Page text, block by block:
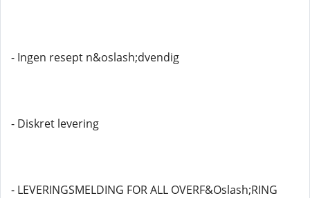
- Ingen resept n&oslash;dvendig
- Diskret levering
- LEVERINGSMELDING FOR ALL OVERF&Oslash;RING